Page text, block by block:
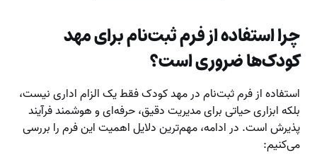
چرا استفاده از فرم ثبت‌نام برای مهد
کودک‌ها ضروری است؟
استفاده از فرم ثبت‌نام در مهد کودک فقط یک الزام اداری نیست،
بلکه ابزاری حیاتی برای مدیریت دقیق، حرفه‌ای و هوشمند فرآیند
پذیرش است. در ادامه، مهم‌ترین دلایل اهمیت این فرم را بررسی
می‌کنیم: